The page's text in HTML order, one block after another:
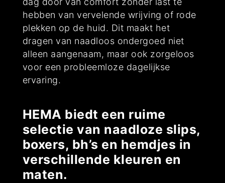
hebben van vervelende wrijving of rode
plekken op de huid. Dit maakt het
dragen van naadloos ondergoed niet
alleen aangenaam, maar ook zorgeloos
voor een probleemloze dagelijkse
ervaring.
HEMA biedt een ruime
selectie van naadloze slips,
boxers, bh’s en hemdjes in
verschillende kleuren en
maten.